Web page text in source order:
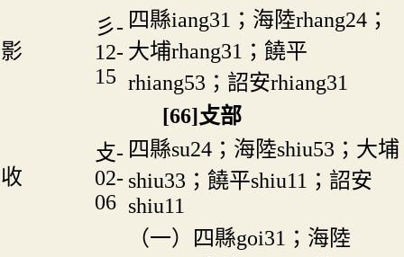
影
彡-
12-
15
四縣iang31；海陸rhang24；
大埔rhang31；饒平
rhiang53；詔安rhiang31
[66]攴部
收
攴-
02-
06
四縣su24；海陸shiu53；大埔
shiu33；饒平shiu11；詔安
shiu11
（一）四縣goi31；海陸